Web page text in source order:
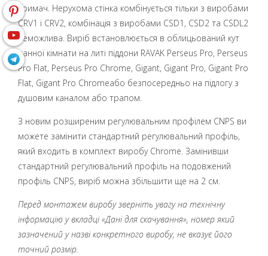
тримач. Нерухома стінка комбінується тільки з виробами
CRV1 і CRV2, комбінація з виробами CSD1, CSD2 та CSDL2
неможлива. Виріб встановлюється в облицьований кут
ванної кімнати на литі піддони RAVAK Perseus Pro, Perseus
Pro Flat, Perseus Pro Chrome, Gigant, Gigant Pro, Gigant Pro
Flat, Gigant Pro Chromeабо безпосередньо на підлогу з
душовим каналом або трапом.
З новим розширеним регулювальним профілем CNPS ви
можете замінити стандартний регулювальний профіль,
який входить в комплект виробу Chrome. Замінивши
стандартний регулювальний профіль на подовжений
профіль CNPS, виріб можна збільшити ще на 2 см.
Перед монтажем виробу зверніть увагу на технічну
інформацію у вкладці «Дані для скачування», номер який
зазначений у назві конкретного виробу, не вказує його
точний розмір.